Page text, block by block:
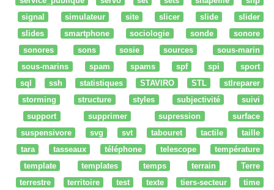
signal
simulateur site slicer slide
slider
slides
smartphone sociologie sonde
sonore
sonores
sons sosie sources
sous-marin
sous-marins
spam spams spf spi
sport
sql
ssh statistiques STAVIRO STL
stlreparer
storming
structure styles subjectivité
suivi
support
supprimer supression
surface
suspensivore
svg svt tabouret tactile
taille
tara
tasseaux téléphone telescope
température
template
templates temps terrain
Terre
terrestre
territoire test texte tiers-secteur
time